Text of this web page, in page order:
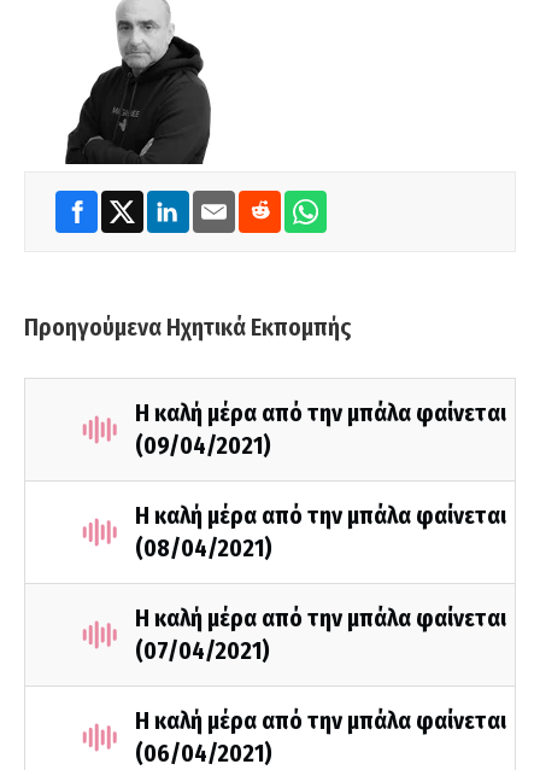
Προηγούμενα Ηχητικά Εκπομπής
Η καλή μέρα από την μπάλα φαίνεται
(09/04/2021)
Η καλή μέρα από την μπάλα φαίνεται
(08/04/2021)
Η καλή μέρα από την μπάλα φαίνεται
(07/04/2021)
Η καλή μέρα από την μπάλα φαίνεται
(06/04/2021)